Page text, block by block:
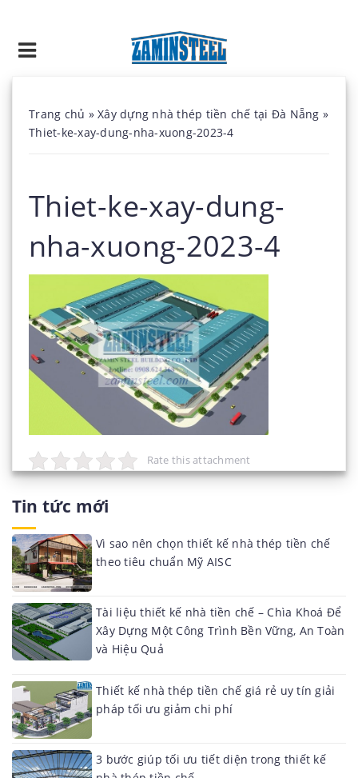
Trang chủ » Xây dựng nhà thép tiền chế tại Đà Nẵng »
Thiet-ke-xay-dung-nha-xuong-2023-4
Thiet-ke-xay-dung-
nha-xuong-2023-4
Rate this attachment
Tin tức mới
Vì sao nên chọn thiết kế nhà thép tiền chế
theo tiêu chuẩn Mỹ AISC
Tài liệu thiết kế nhà tiền chế – Chìa Khoá Để
Xây Dựng Một Công Trình Bền Vững, An Toàn
và Hiệu Quả
Thiết kế nhà thép tiền chế giá rẻ uy tín giải
pháp tối ưu giảm chi phí
3 bước giúp tối ưu tiết diện trong thiết kế